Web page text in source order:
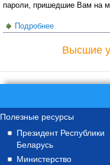
пароли, пришедшие Вам на
Подробнее
Высшие
Полезные ресурсы
Президент Республики
Беларусь
Министерство